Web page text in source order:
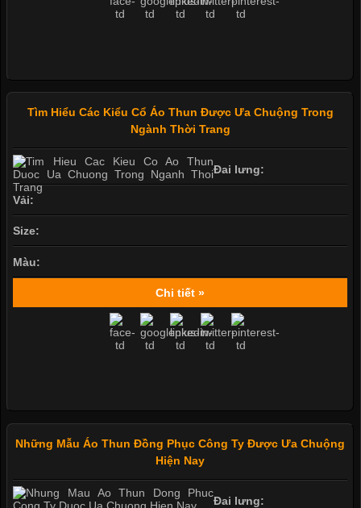
Tìm Hiểu Các Kiểu Cổ Áo Thun Được Ưa Chuộng Trong
Ngành Thời Trang
Đai lưng:
Vải:
Size:
Màu:
Chi tiết »
Những Mẫu Áo Thun Đồng Phục Công Ty Được Ưa Chuộng
Hiện Nay
Đai lưng: